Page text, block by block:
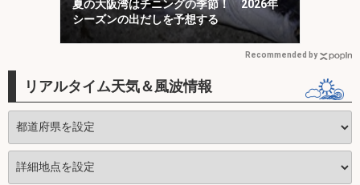
夏の大阪湾はチニングの季節！ 2026年
シーズンの出だしを予想する
Recommended by
リアルタイム天気＆風波情報